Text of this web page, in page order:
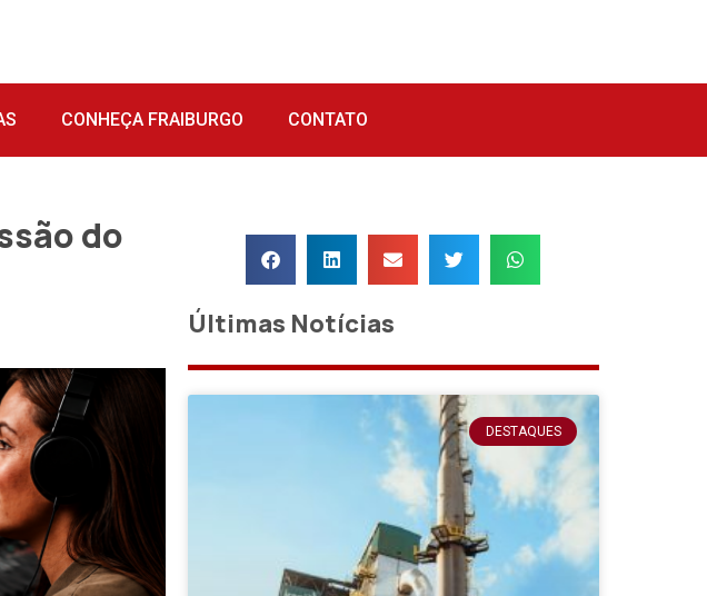
CONHEÇA FRAIBURGO CONTATO
do
Últimas Notícias
DESTAQUES